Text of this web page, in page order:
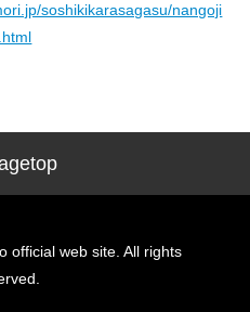
soshikikarasagasu/nangoji
official web site. All rights